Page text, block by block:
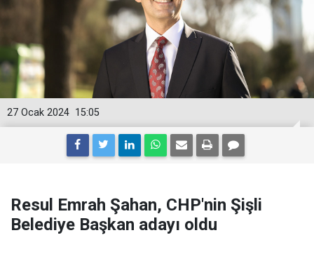
15:05
27 Ocak 2024
Resul Emrah Şahan, CHP'nin Şişli
Belediye Başkan adayı oldu